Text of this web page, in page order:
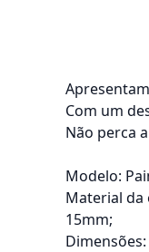
Com um
Não perca
Modelo:
Material da
15mm;
Dimensões: